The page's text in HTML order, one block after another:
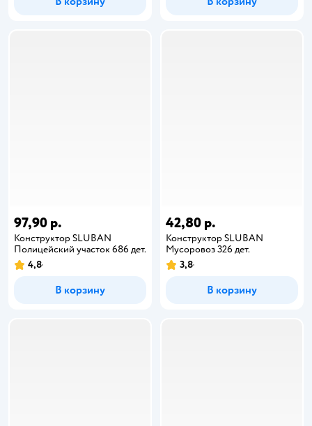
97,90 р.
Конструктор SLUBAN
Полицейский участок 686 дет.
4,8
В корзину
42,80 р.
Конструктор SLUBAN
Мусоровоз 326 дет.
3,8
В корзину